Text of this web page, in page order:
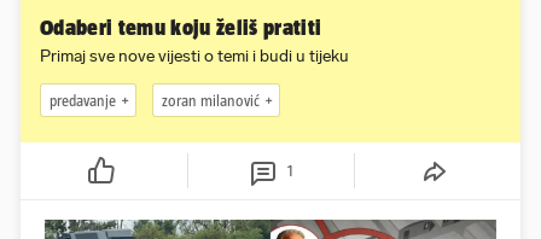
Odaberi temu koju želiš pratiti
Primaj sve nove vijesti o temi i budi u tijeku
predavanje zoran milanović
1